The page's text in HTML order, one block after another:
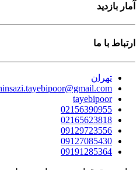
آمار بازدید
ارتباط با ما
تهران
tayebipoor
02156390955
02165623818
09129723556
09127085430
09191285364